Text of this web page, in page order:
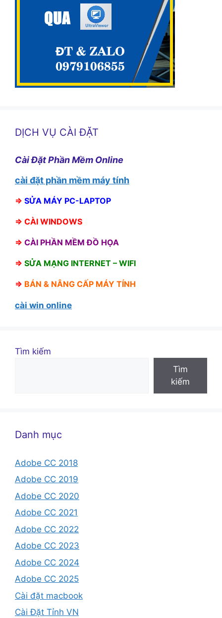
DỊCH VỤ CÀI ĐẶT
Cài Đặt Phần Mềm Online
cài đặt phần mềm máy tính
⇒ SỬA MÁY PC-LAPTOP
⇒ CÀI WINDOWS
⇒ CÀI PHẦN MỀM ĐỒ HỌA
⇒ SỬA MẠNG INTERNET – WIFI
⇒ BÁN & NÂNG CẤP MÁY TÍNH
cài win online
Tìm kiếm
Tìm
kiếm
Danh mục
Adobe CC 2018
Adobe CC 2019
Adobe CC 2020
Adobe CC 2021
Adobe CC 2022
Adobe CC 2023
Adobe CC 2024
Adobe CC 2025
Cài đặt macbook
Cài Đặt Tỉnh VN